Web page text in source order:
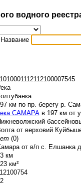
водного
Название
км по пр. берегу р.
САМАРАв 197 км от
от верховий
(0)
от в/п с. Елшанка
км
км²